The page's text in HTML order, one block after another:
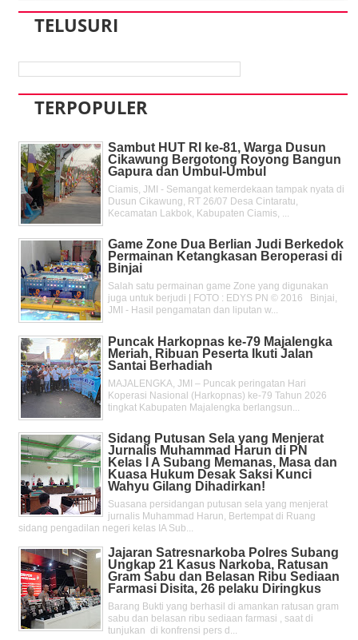
TELUSURI
TERPOPULER
Sambut HUT RI ke-81, Warga Dusun
Cikawung Bergotong Royong Bangun
Gapura dan Umbul-Umbul
Ciamis, JMI - Semangat kemerdekaan tampak nyata di
Dusun Cikawung, RT 26/07 Desa Cintaratu,
Kecamatan Lakbok, Kabupaten Ciamis, ...
Game Zone Dua Berlian Judi Berkedok
Permainan Ketangkasan Beroperasi di
Binjai
Salah satu permainan game Zone yang digunakan
juga untuk berjudi | FOTO : EDYS PN © 2016 Binjai,
JMI - Hasil pengamatan dan liputan w...
Puncak Harkopnas ke-79 Majalengka
Meriah, Ribuan Peserta Ikuti Jalan
Santai Berhadiah
MAJALENGKA, JMI – Puncak peringatan Hari
Koperasi Nasional (Harkopnas) ke-79 Tahun 2026
tingkat Kabupaten Majalengka berlangsun...
Sidang Putusan Sela yang Menjerat
Jurnalis Muhammad Harun di PN
Kelas l A Subang Memanas, Masa dan
Kuasa Hukum Desak Saksi Kunci
Wahyu Gilang Dihadirkan!
Suasana persidangan putusan sela yang menjerat
jurnalis Muhammad Harun, Bertempat di Ruang
sidang pengadilan negeri kelas IA Sub...
Jajaran Satresnarkoba Polres Subang
Ungkap 21 Kasus Narkoba, Ratusan
Gram Sabu dan Belasan Ribu Sediaan
Farmasi Disita, 26 pelaku Diringkus
Barang Bukti yang berhasil di amankan ratusan gram
sabu dan belasan ribu sediaan farmasi , saat di
tunjukan di konfrensi pers d...